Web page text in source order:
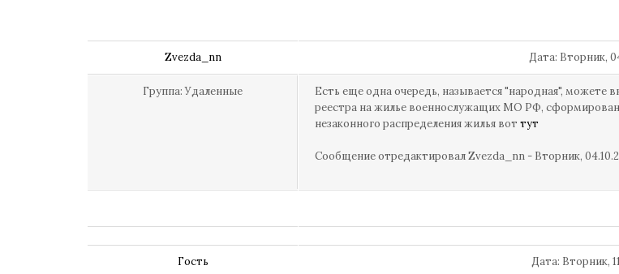
Zvezda_nn Дата: Вторник,
Группа: Удаленные Есть еще одна очередь, называется "народная", можете
реестра на жилье военнослужащих МО РФ,
незаконного распределения жилья вот тут
Сообщение отредактировалZvezda_nn - Вторник,
Гость Дата: Вторник,